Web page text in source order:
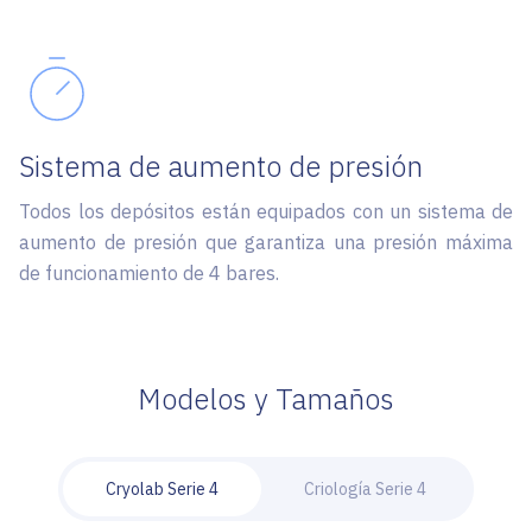
Sistema de aumento de presión
Todos los depósitos están equipados con un sistema de
aumento de presión que garantiza una presión máxima
de funcionamiento de 4 bares.
Modelos y Tamaños
Cryolab Serie 4 Criología Serie 4